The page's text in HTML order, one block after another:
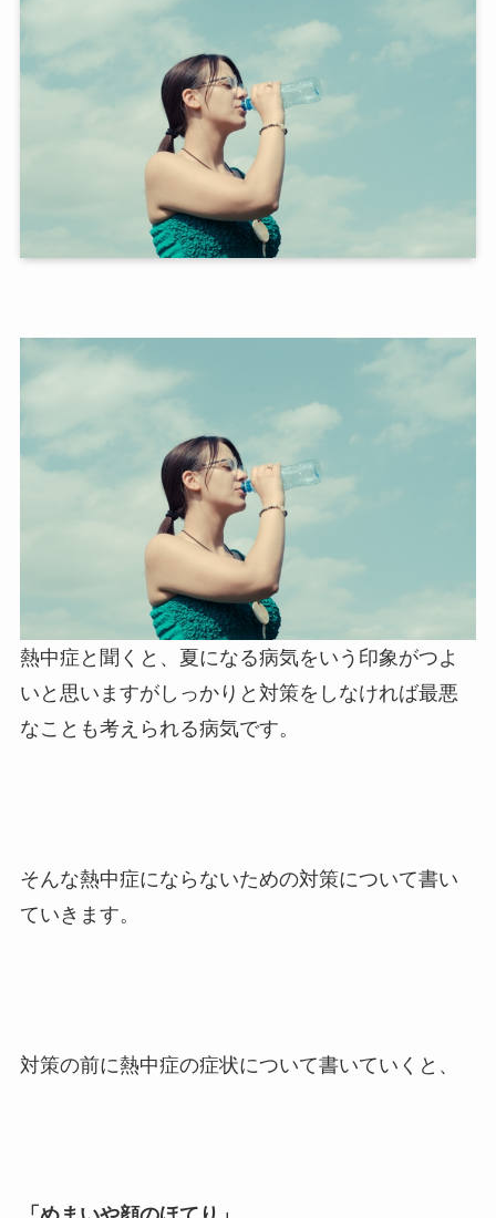
熱中症と聞くと、夏になる病気をいう印象がつよ
いと思いますがしっかりと対策をしなければ最悪
なことも考えられる病気です。
そんな熱中症にならないための対策について書い
ていきます。
対策の前に熱中症の症状について書いていくと、